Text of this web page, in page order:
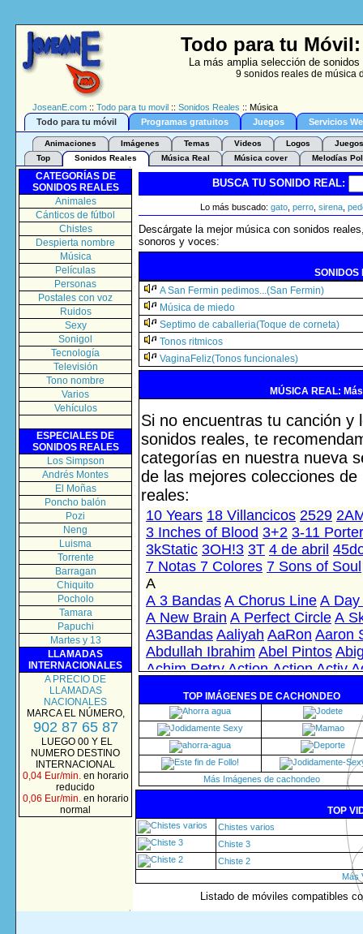
Todo para tu
La más amplia selección de
9 sonidos reales de música
JoseanE.com :: Todo para tu movil :: Sonidos Reales :: Música
Todo para tu móvil
Programas gratuitos Juegos Servicios
Animaciones Imágenes Temas Videos Logos
Top
Sonidos Reales Música Real Música cover Melodías
CATEGORÍAS DE
SONIDOS REALES
Animales
Cánticos de fútbol
Chistes
Despierta nombre
Música
Películas
Personas
Postales con voz
Ruidos
Sexy
Sonigol
Tecnología
Televisión
Tono nombre
Varios
Vehículos
ESPECIALES DE
SONIDOS REALES
Los Simpson
Andrés Montes
El Moñas
Poncho balón
Pozi
Neng
Luisma
Torrente
Barragan
Chiquito
Pocholo
Tamara
Papuchi
Martes y 13
LLAMADAS
INTERNACIONALES
A PRECIO DE
LLAMADAS
NACIONALES
MARCA EL NÚMERO,
902 87 65 87
LUEGO 00 Y EL
NUMERO DESTINO
INTERNACIONAL
0,04 Eur/min.en horario
reducido
0,06 Eur/min.en horario
normal
BUSCA TU SONIDO REAL:
Lo más buscado: gato perro sirena
Descárgate la mejor música con sonidos
sonoros y voces:
SONIDOS
A San Fermin pedimos...(San Fermin)
Música de miedo
Septimo de caballeria(Toque de corneta)
Tonos ritmicos
VaginaFeliz(Tonos funcionales)
MÚSICA REAL:
Si no encuentras tu canción y
sonidos reales, te
categorías en nuestra nueva
de las mejores colecciones
reales:
TOP IMÁGENES DE CACHONDEO
Más Imágenes de cachondeo
TOP
Chistes varios
Chiste 3
Chiste 2
Más
Listado de móviles compatibles